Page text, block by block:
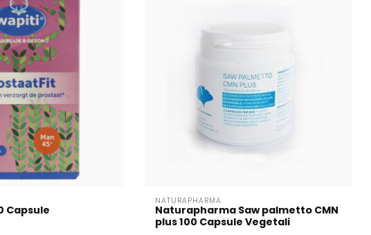
Capsule
NATURAPHARMA
Naturapharma Saw palmetto CMN
plus 100 Capsule Vegetali